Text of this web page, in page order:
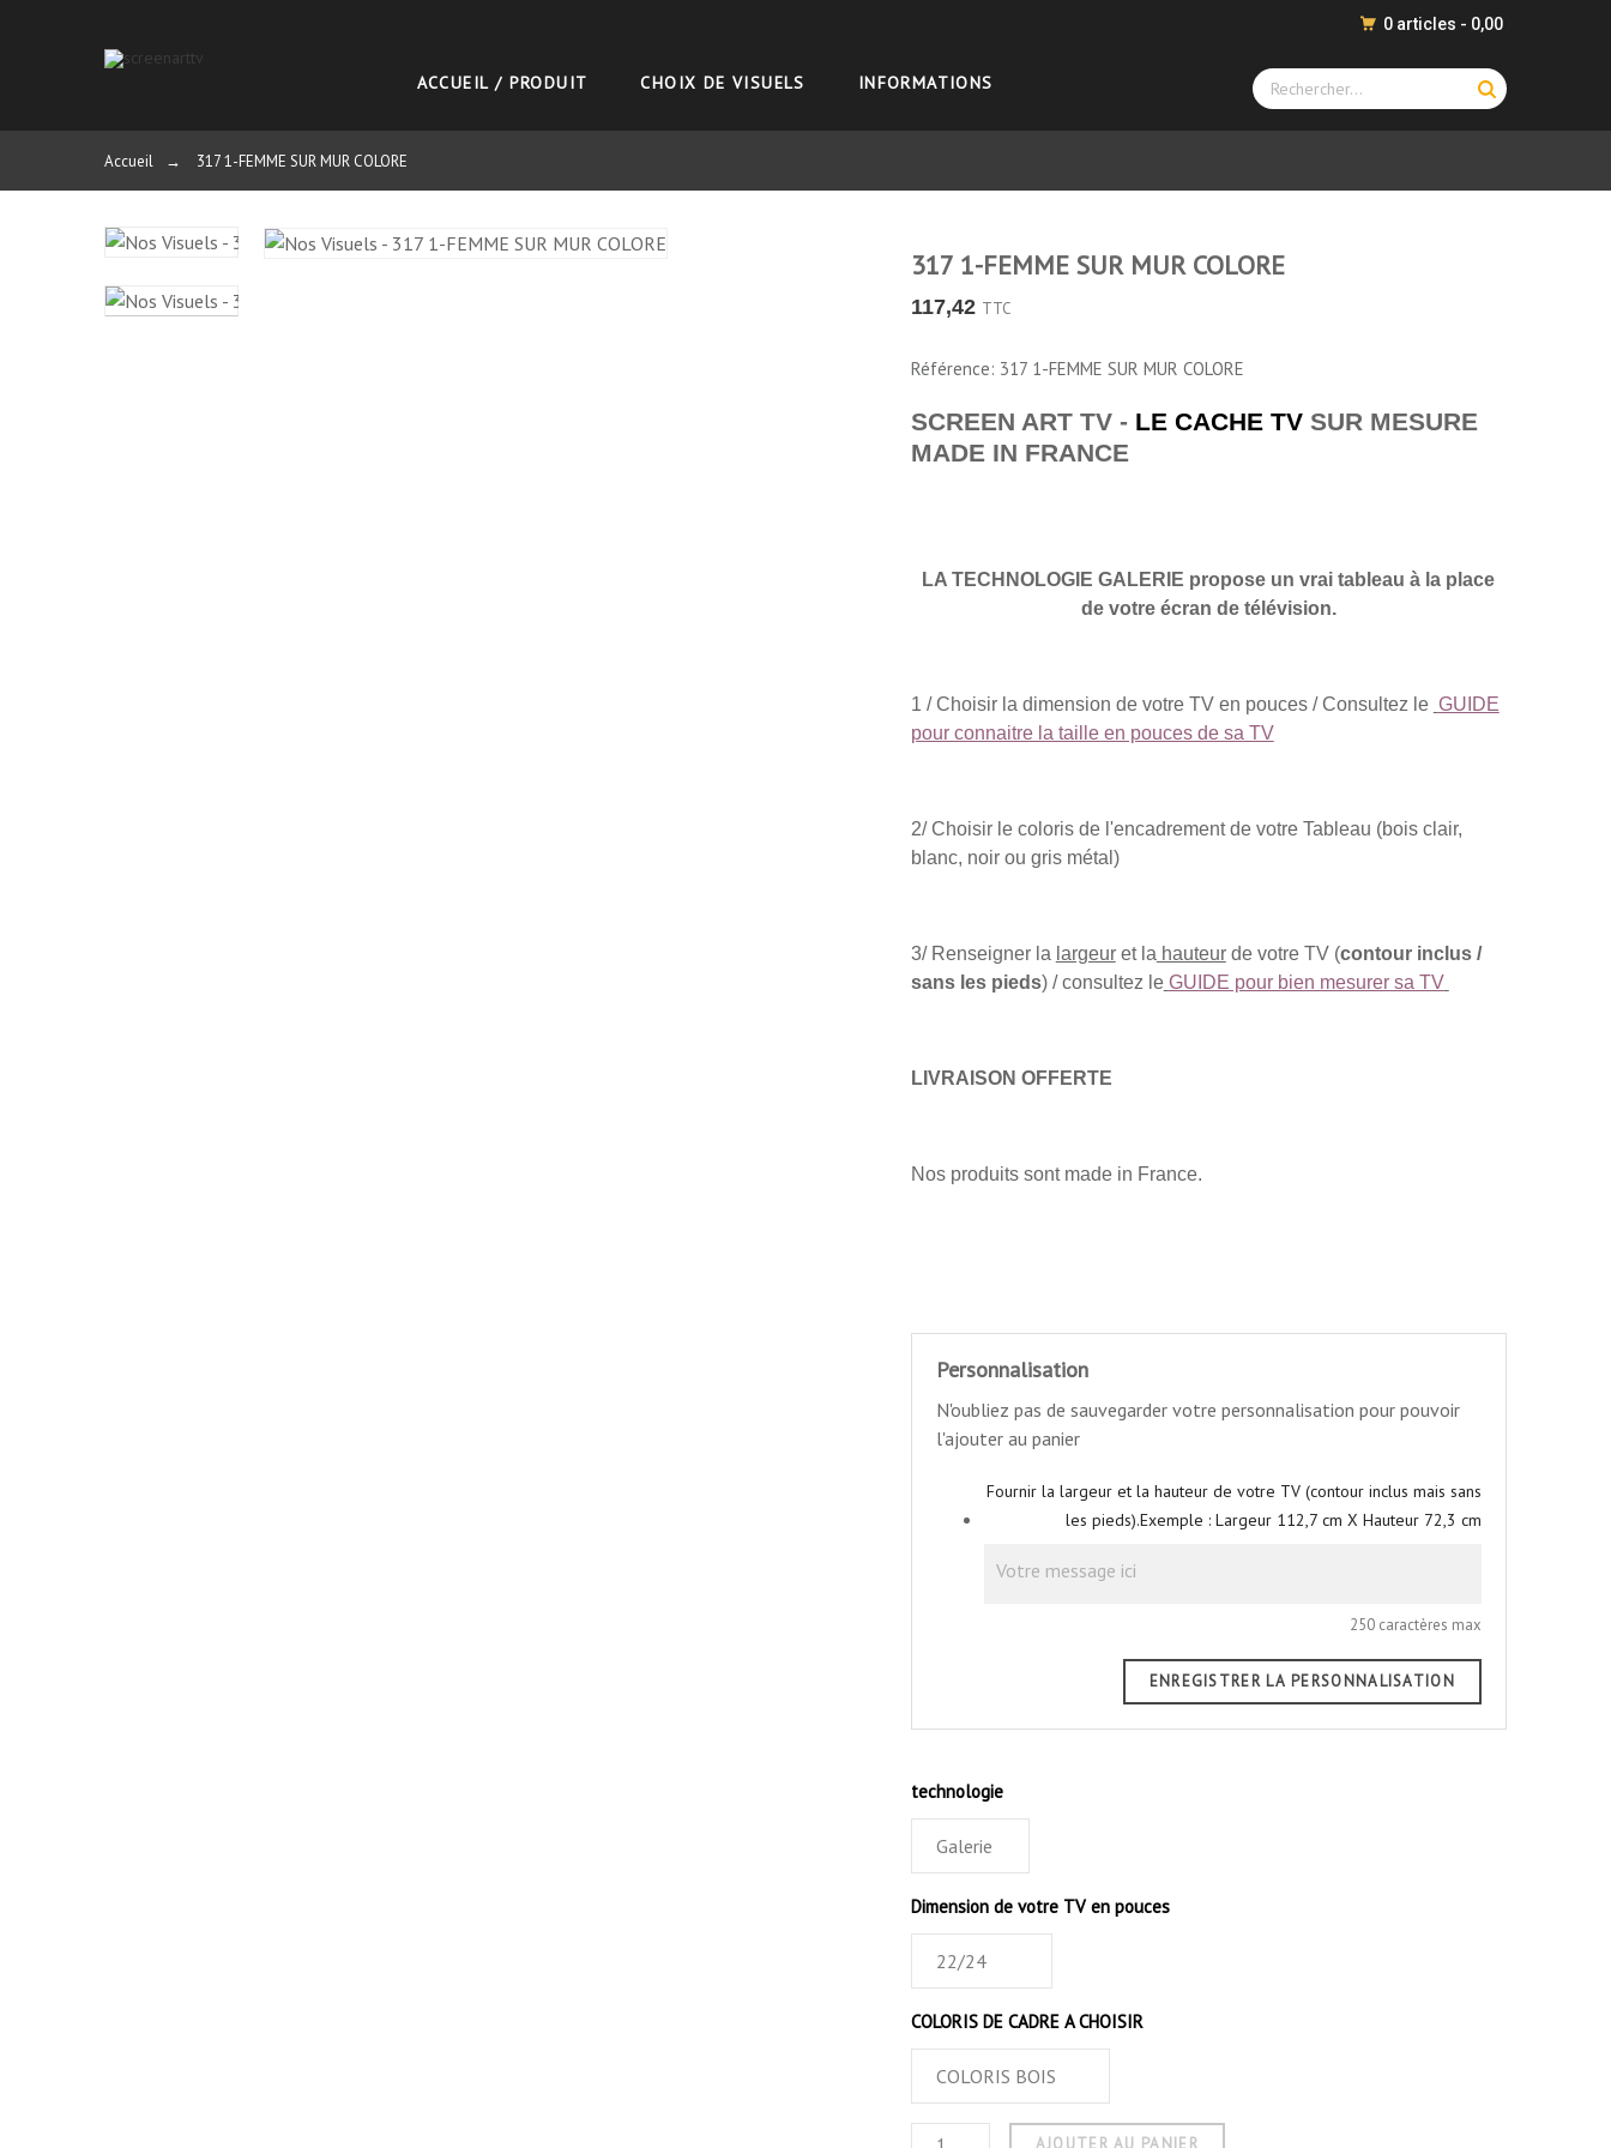
0 articles - 0,00
ACCUEIL / PRODUIT CHOIX DE VISUELS INFORMATIONS
Accueil → 317 1-FEMME SUR MUR COLORE
317 1-FEMME SUR MUR COLORE
117,42 TTC
Référence: 317 1-FEMME SUR MUR COLORE
SCREEN ART TV - LE CACHE TVSUR MESURE
MADE IN FRANCE
LA TECHNOLOGIE GALERIE propose un vrai tableau à la place
de votre écran de télévision.
1 / Choisir la dimension de votre TV en pouces / Consultez le GUIDE
pour connaitre la taille en pouces de sa TV
2/ Choisir le coloris de l'encadrement de votre Tableau (bois clair,
blanc, noir ou gris métal)
3/ Renseigner la largeuret la hauteurde votre TV (contour inclus /
sans les pieds) / consultez le GUIDE pour bien mesurer sa TV
LIVRAISON OFFERTE
Nos produits sont made in France.
Personnalisation
N'oubliez pas de sauvegarder votre personnalisation pour pouvoir
l'ajouter au panier
Fournir la largeur et la hauteur de votre TV (contour inclus mais sans
les pieds).Exemple : Largeur 112,7 cm X Hauteur 72,3 cm
250 caractères max
ENREGISTRER LA PERSONNALISATION
technologie
Dimension de votre TV en pouces
COLORIS DE CADRE A CHOISIR
AJOUTER AU PANIER